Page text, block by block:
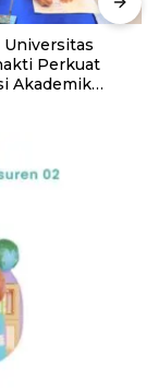
Universitas
Perkuat
Akademik